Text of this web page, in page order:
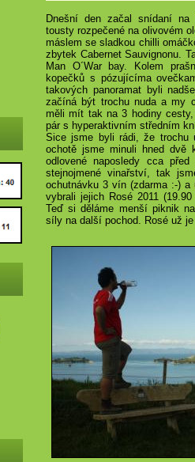
Dnešní den začal snídaní na
tousty rozpečené na olivovém
máslem se sladkou chilli
zbytek Cabernet Sauvignonu.
Man O´War bay. Kolem
kopečků s pózujícíma
takových panoramat byli
začíná být trochu nuda a my
měli mít tak na 3 hodiny
pár s hyperaktivním středním
Sice jsme byli rádi, že trochu
ochotě jsme minuli hned dvě
odlovené naposledy cca
stejnojmené vinařství, tak
ochutnávku 3 vín (zdarma :-)
vybrali jejich Rosé 2011 (
Teď si děláme menší piknik
síly na další pochod. Rosé už je